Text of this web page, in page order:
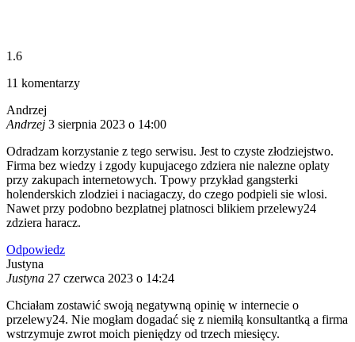
1.6
11 komentarzy
Andrzej
Andrzej 3 sierpnia 2023 o 14:00
Odradzam korzystanie z tego serwisu. Jest to czyste złodziejstwo.
Firma bez wiedzy i zgody kupujacego zdziera nie nalezne oplaty
przy zakupach internetowych. Tpowy przykład gangsterki
holenderskich zlodziei i naciagaczy, do czego podpieli sie wlosi.
Nawet przy podobno bezplatnej platnosci blikiem przelewy24
zdziera haracz.
Odpowiedz
Justyna
Justyna 27 czerwca 2023 o 14:24
Chciałam zostawić swoją negatywną opinię w internecie o
przelewy24. Nie mogłam dogadać się z niemiłą konsultantką a firma
wstrzymuje zwrot moich pieniędzy od trzech miesięcy.